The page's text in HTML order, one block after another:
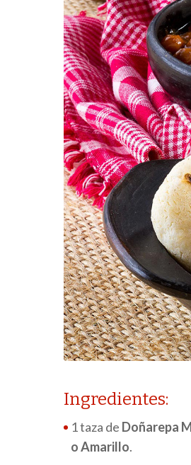
Ingredientes:
1 taza de Doñarepa
o Amarillo.